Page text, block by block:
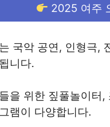
2025 여주
국악 공연, 인형극,
니다.
을 위한 짚풀놀이터,
램이 다양합니다.